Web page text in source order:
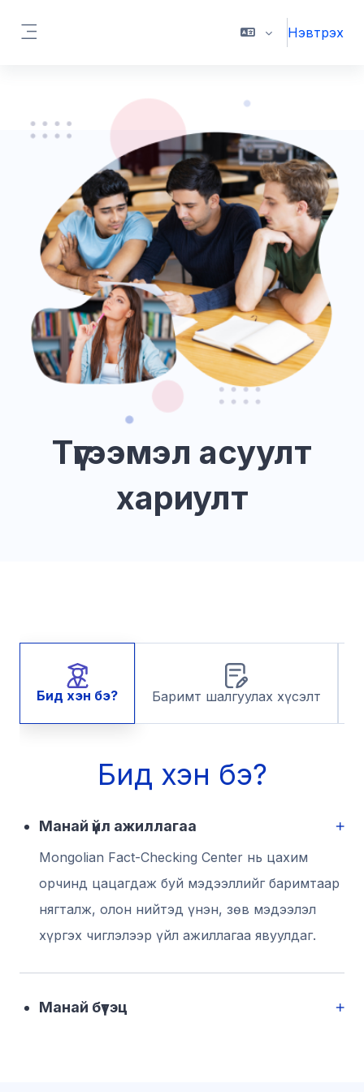
Нэвтрэх
Түгээмэл асуулт
хариулт
Бид хэн бэ? Баримт шалгуулах хүсэлт
Бид хэн бэ?
Манай үйл ажиллагаа
Mongolian Fact-Checking Center нь цахим
орчинд цацагдаж буй мэдээллийг баримтаар
нягталж, олон нийтэд үнэн, зөв мэдээлэл
хүргэх чиглэлээр үйл ажиллагаа явуулдаг.
Манай бүтэц